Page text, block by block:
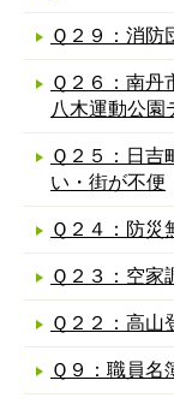
Ｑ２９：消防
Ｑ２６：南丹
八木運動公園
Ｑ２５：日吉
い・街が不便
Ｑ２４：防災
Ｑ２３：空家
Ｑ２２：高山
Ｑ９：職員名